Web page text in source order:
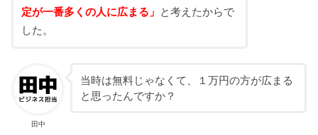
定が一番多くの人に広まる」
と考えたからで
した。
田中
当時は無料じゃなくて、１万円の方が広まる
と思ったんですか？